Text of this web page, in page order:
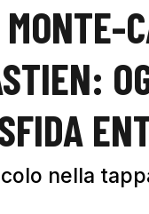
nella